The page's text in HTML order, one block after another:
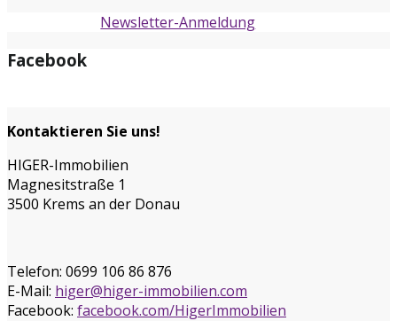
Newsletter-Anmeldung
Facebook
Kontaktieren Sie uns!
HIGER-Immobilien
Magnesitstraße 1
3500 Krems an der Donau
Telefon: 0699 106 86 876
E-Mail: higer@higer-immobilien.com
Facebook: facebook.com/HigerImmobilien